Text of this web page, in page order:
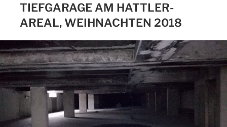
TIEFGARAGE AM HATTLER-
AREAL, WEIHNACHTEN 2018